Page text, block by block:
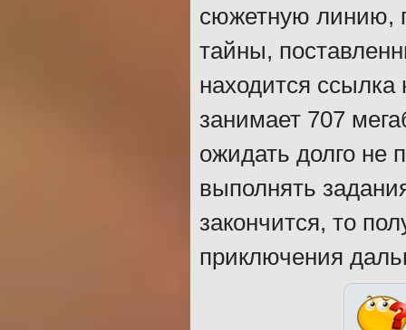
сюжетную линию,
тайны,
находится
занимает 707
ожидать долго не
выполнять
закончится, то
приключения